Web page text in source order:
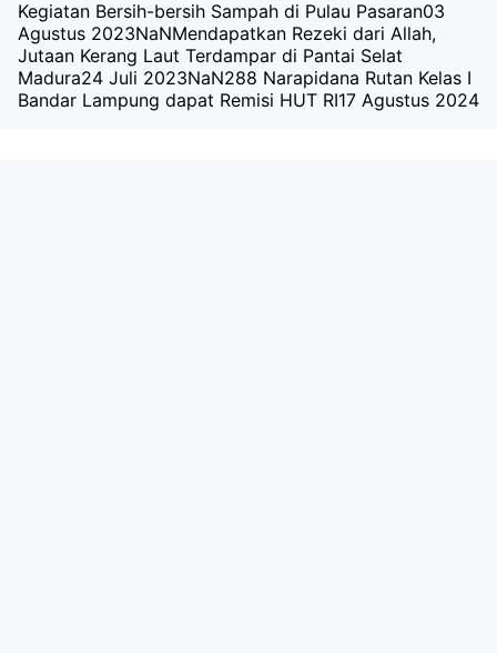
Kegiatan Bersih-bersih Sampah di Pulau Pasaran03
Agustus 2023NaNMendapatkan Rezeki dari Allah,
Jutaan Kerang Laut Terdampar di Pantai Selat
Madura24 Juli 2023NaN288 Narapidana Rutan Kelas I
Bandar Lampung dapat Remisi HUT RI17 Agustus 2024